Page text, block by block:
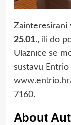
Zainteresirani
25.01., ili do
Ulaznice se
sustavu Entrio
7160.
About